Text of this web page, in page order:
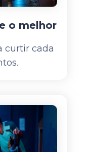
o melhor
curtir cada